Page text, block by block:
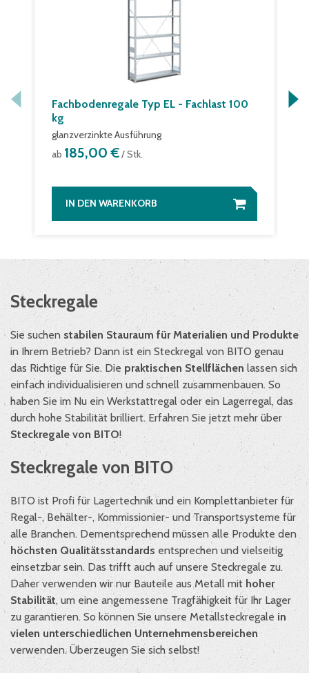
Fachbodenregale Typ EL - Fachlast 100
kg
glanzverzinkte Ausführung
ab 185,00 €/ Stk.
IN DEN WARENKORB
Steckregale
Sie suchenstabilen Stauraum für Materialien und Produkte
in Ihrem Betrieb? Dann ist ein Steckregal von BITO genau
das Richtige für Sie. Die praktischen Stellflächen lassen sich
einfach individualisieren und schnell zusammenbauen. So
haben Sie im Nu ein Werkstattregal oder ein Lagerregal, das
durch hohe Stabilität brilliert. Erfahren Sie jetzt mehr über
Steckregale von BITO!
Steckregale von BITO
BITO ist Profi für Lagertechnik und ein Komplettanbieter für
Regal-, Behälter-, Kommissionier- und Transportsysteme für
alle Branchen. Dementsprechend müssen alle Produkte den
höchsten Qualitätsstandards entsprechen und vielseitig
einsetzbar sein. Das trifft auch auf unsere Steckregale zu.
Daher verwenden wir nur Bauteile aus Metall mit hoher
Stabilität, um eine angemessene Tragfähigkeit für Ihr Lager
zu garantieren. So können Sie unsere Metallsteckregale in
vielen unterschiedlichen Unternehmensbereichen
verwenden. Überzeugen Sie sich selbst!